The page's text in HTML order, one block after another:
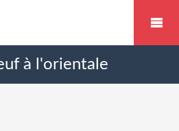
à l'orientale